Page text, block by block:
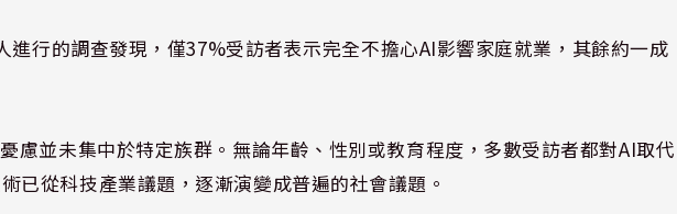
進行的調查發現，僅37%受訪者表示完全不擔心AI影響家庭就業，其餘約一成
慮並未集中於特定族群。無論年齡、性別或教育程度，多數受訪者都對AI取代
已從科技產業議題，逐漸演變成普遍的社會議題。